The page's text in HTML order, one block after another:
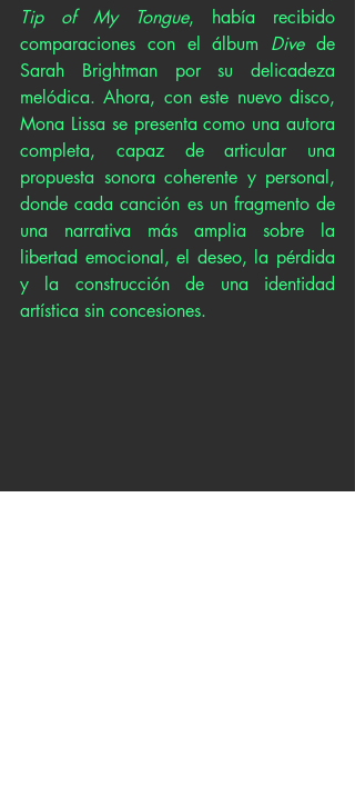
Tip of My Tongue, había recibido
comparaciones con el álbum Dive de
Sarah Brightman por su delicadeza
melódica. Ahora, con este nuevo disco,
Mona Lissa se presenta como una autora
completa, capaz de articular una
propuesta sonora coherente y personal,
donde cada canción es un fragmento de
una narrativa más amplia sobre la
libertad emocional, el deseo, la pérdida
y la construcción de una identidad
artística sin concesiones.